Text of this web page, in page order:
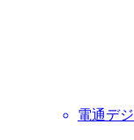
電通デ